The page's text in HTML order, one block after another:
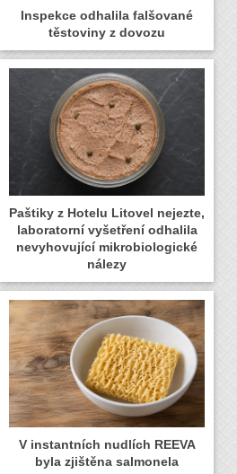
Inspekce odhalila falšované
těstoviny z dovozu
Paštiky z Hotelu Litovel nejezte,
laboratorní vyšetření odhalila
nevyhovující mikrobiologické
nálezy
V instantních nudlích REEVA
byla zjištěna salmonela